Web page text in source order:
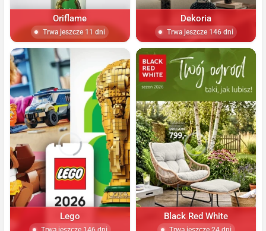
Oriflame
Trwa jeszcze 11 dni
Dekoria
Trwa jeszcze 146 dni
Lego Black Red White